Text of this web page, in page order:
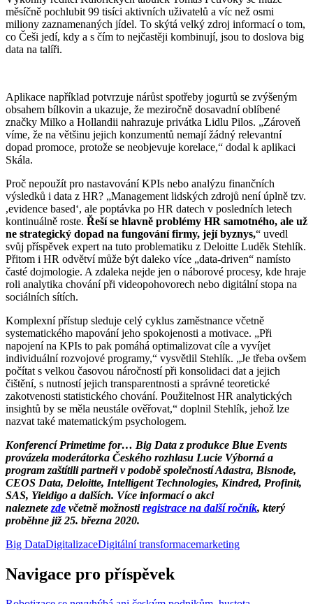
měsíčně pochlubit 99 tisíci aktivních uživatelů a víc než osmi
miliony zaznamenaných jídel. To skýtá velký zdroj informací o tom,
co Češi jedí, kdy a s čím to nejčastěji kombinují, jsou to doslova big
data na talíři.
Aplikace například potvrzuje nárůst spotřeby jogurtů se zvýšeným
obsahem bílkovin a ukazuje, že meziročně dosavadní oblíbené
značky Milko a Hollandii nahrazuje privátka Lidlu Pilos. „Zároveň
víme, že na většinu jejich konzumentů nemají žádný relevantní
dopad promoce, protože se neobjevuje korelace,“ dodal k aplikaci
Skála.
Proč nepoužít pro nastavování KPIs nebo analýzu finančních
výsledků i data z HR? „Management lidských zdrojů není úplně tzv.
,evidence based‘, ale poptávka po HR datech v posledních letech
kontinuálně roste. Řeší se hlavně problémy HR samotného, ale už
ne strategický dopad na fungování firmy, její byznys,“ uvedl
svůj příspěvek expert na tuto problematiku z Deloitte Luděk Stehlík.
Přitom i HR odvětví může být daleko více „data-driven“ namísto
časté dojmologie. A zdaleka nejde jen o náborové procesy, kde hraje
roli analytika chování při videopohovorech nebo digitální stopa na
sociálních sítích.
Komplexní přístup sleduje celý cyklus zaměstnance včetně
systematického mapování jeho spokojenosti a motivace. „Při
napojení na KPIs to pak pomáhá optimalizovat cíle a vyvíjet
individuální rozvojové programy,“ vysvětlil Stehlík. „Je třeba ovšem
počítat s velkou časovou náročností při konsolidaci dat a jejich
čištění, s nutností jejich transparentnosti a správné teoretické
zakotvenosti statistického chování. Použitelnost HR analytických
insightů by se měla neustále ověřovat,“ doplnil Stehlík, jehož lze
nazvat také matematickým psychologem.
Konferencí Primetime for… Big Data z produkce Blue Events
provázela moderátorka Českého rozhlasu Lucie Výborná a
program zaštítili partneři v podobě společností Adastra, Bisnode,
CEOS Data, Deloitte, Intelligent Technologies, Kindred, Profinit,
SAS, Yieldigo a dalších. Více informací o akci
naleznetezde včetně možnostiregistrace na další ročník, který
proběhne již 25. března 2020.
Big DataDigitalizaceDigitální transformacemarketing
Navigace pro příspěvek